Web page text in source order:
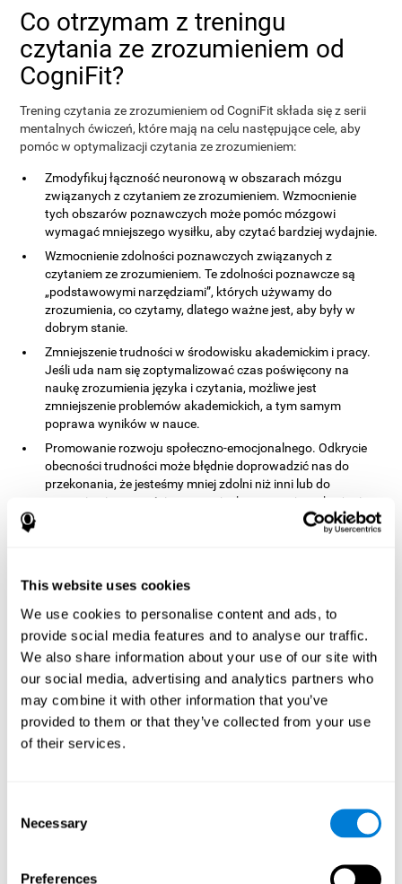
This website uses cookies
We use cookies to personalise content and ads, to
provide social media features and to analyse our traffic.
We also share information about your use of our site with
our social media, advertising and analytics partners who
may combine it with other information that you’ve
provided to them or that they’ve collected from your use
of their services.
Selection
Necessary
Preferences
Co otrzymam z treningu
czytania ze zrozumieniem od
CogniFit?
Trening czytania ze zrozumieniem od CogniFit składa się z serii
mentalnych ćwiczeń, które mają na celu następujące cele, aby
pomóc w optymalizacji czytania ze zrozumieniem:
Zmodyfikuj łączność neuronową w obszarach mózgu
związanych z czytaniem ze zrozumieniem. Wzmocnienie
tych obszarów poznawczych może pomóc mózgowi
wymagać mniejszego wysiłku, aby czytać bardziej wydajnie.
Wzmocnienie zdolności poznawczych związanych z
czytaniem ze zrozumieniem. Te zdolności poznawcze są
„podstawowymi narzędziami”, których używamy do
zrozumienia, co czytamy, dlatego ważne jest, aby były w
dobrym stanie.
Zmniejszenie trudności w środowisku akademickim i pracy.
Jeśli uda nam się zoptymalizować czas poświęcony na
naukę zrozumienia języka i czytania, możliwe jest
zmniejszenie problemów akademickich, a tym samym
poprawa wyników w nauce.
Promowanie rozwoju społeczno-emocjonalnego. Odkrycie
obecności trudności może błędnie doprowadzić nas do
przekonania, że jesteśmy mniej zdolni niż inni lub do
poczucia niepewności w sytuacjach wymagających użycia
czytania. Jeśli uda nam się zoptymalizować naszą zdolność
czytania ze zrozumieniem, będziemy w stanie stawić czoła
Jak wzmacnia funkcje
poznawcze?
Prawidłowa stymulacja poznawcza może pomóc w
modyfikowaniu mniej lub bardziej specyficznych połączeń w
mózgu, dzięki czemu nasz mózg lepiej dostosowuje się do
wymagań stawianych przez czynności stymulacji poznawczej. W
ten sposób, poprzez odpowiednie działania, możliwe jest
wzmocnienie zdolności poznawczych, które nas najbardziej
zdolności naszego mózgu do modyfikowania i optymalizacji jego
połączeń neuronowych w celu dostosowania się do otrzymanej
wysiłku. Kiedy stymulacja, którą otrzymuje nasz mózg, ma na